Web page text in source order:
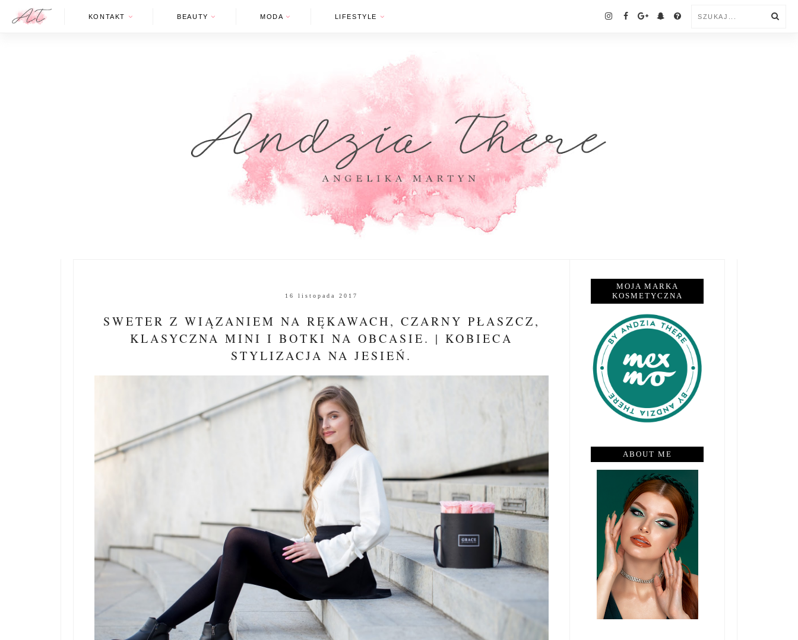
KONTAKT BEAUTY MODA LIFESTYLE
16 listopada 2017
SWETER Z WIĄZANIEM NA RĘKAWACH, CZARNY PŁASZCZ,
KLASYCZNA MINI I BOTKI NA OBCASIE. | KOBIECA
STYLIZACJA NA JESIEŃ.
MOJA MARKA
KOSMETYCZNA
ABOUT ME